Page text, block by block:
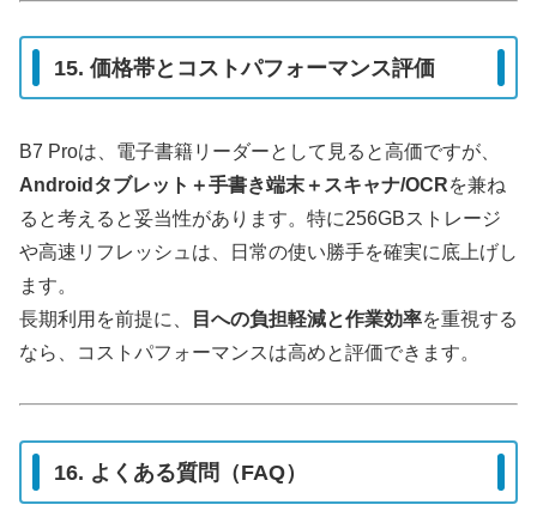
15. 価格帯とコストパフォーマンス評価
B7 Proは、電子書籍リーダーとして見ると高価ですが、
Androidタブレット＋手書き端末＋スキャナ/OCRを兼ね
ると考えると妥当性があります。特に256GBストレージ
や高速リフレッシュは、日常の使い勝手を確実に底上げし
ます。
長期利用を前提に、
目への負担軽減と作業効率を重視する
なら、コストパフォーマンスは高めと評価できます。
16. よくある質問（FAQ）